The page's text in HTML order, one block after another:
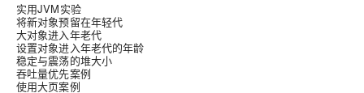
实用JVM实验
将新对象预留在年轻代
大对象进入年老代
设置对象进入年老代的年龄
稳定与震荡的堆大小
吞吐量优先案例
使用大页案例